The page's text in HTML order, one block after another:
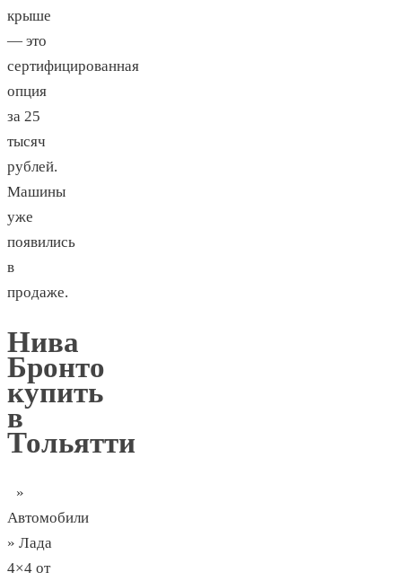
крыше
— это
сертифицированная
опция
за 25
тысяч
рублей.
Машины
уже
появились
в
продаже.
Нива
Бронто
купить
в
Тольятти
»
Автомобили
» Лада
4×4 от